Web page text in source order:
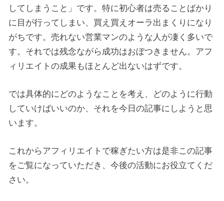
してしまうこと」です。特に初心者は売ることばかり
に目が行ってしまい、買え買えオーラ出まくりになり
がちです。売れない営業マンのような人が凄く多いで
す。それでは残念ながら成功はおぼつきません。アフ
ィリエイトの成果もほとんど出ないはずです。
では具体的にどのようなことを考え、どのように行動
していけばいいのか、それを今日の記事にしようと思
います。
これからアフィリエイトで稼ぎたい方は是非この記事
をご覧になっていただき、今後の活動にお役立てくだ
さい。